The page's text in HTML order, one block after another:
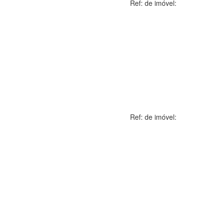
Ref: de imóvel:
Ref: de imóvel: